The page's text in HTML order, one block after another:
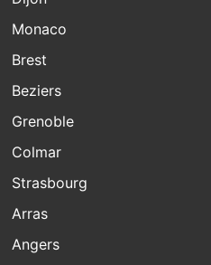
Monaco
Brest
Beziers
Grenoble
Colmar
Strasbourg
Arras
Angers